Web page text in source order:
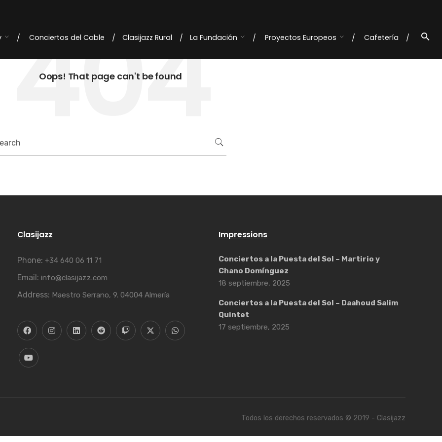
Conciertos del Cable Clasijazz Rural La Fundación Proyectos Europeos
Cafetería
404
Oops! That page can't be found
Clasijazz
Phone: +34 640 06 11 71
Email: info@clasijazz.com
Address: Maestro Serrano, 9. 04004 Almería
Impressions
Conciertos a la Puesta del Sol – Martirio y
Chano Domínguez
18 septiembre, 2025
Conciertos a la Puesta del Sol – Daahoud Salim
Quintet
17 septiembre, 2025
Todos los derechos reservados © 2019 - Clasijazz